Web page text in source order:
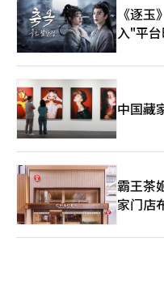
啡因、功能饮料以及各类休
再只是个人健康问题，而开
式变化密切相关。
《逐
入"平
中国藏
霸王茶
家门店